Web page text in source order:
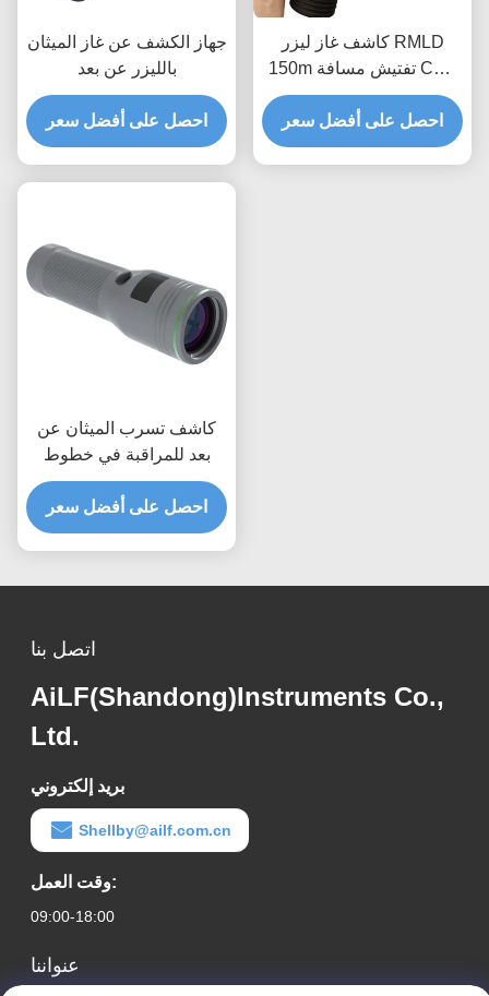
جهاز الكشف عن غاز الميثان
بالليزر عن بعد
احصل على أفضل سعر
كاشف غاز ليزر RMLD
150m تفتيش مسافة CH4
ميثان تسرب OEM
احصل على أفضل سعر
كاشف تسرب الميثان عن
بعد للمراقبة في خطوط
أنابيب الغاز الطبيعي
احصل على أفضل سعر
اتصل بنا
AiLF(Shandong)Instruments Co.,
Ltd.
بريد إلكتروني
Shellby@ailf.com.cn
وقت العمل:
09:00-18:00
عنواننا